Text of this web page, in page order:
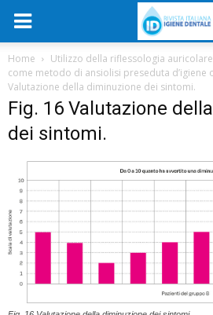
Home
Utilizzo della riflessologia
come metodo di ansiolisi preseduta d’igiene
Valutazione della diminuzione dei sintomi.
Fig. 16 Valutazione
dei sintomi.